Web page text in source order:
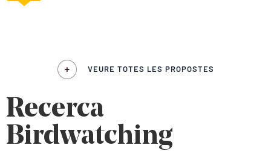
VEURE TOTES LES PROPOSTES
Recerca
Birdwatching